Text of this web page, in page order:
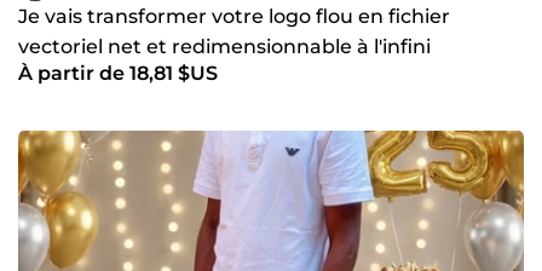
Je vais transformer votre logo flou en fichier
vectoriel net et redimensionnable à l'infini
À partir de 18,81 $US